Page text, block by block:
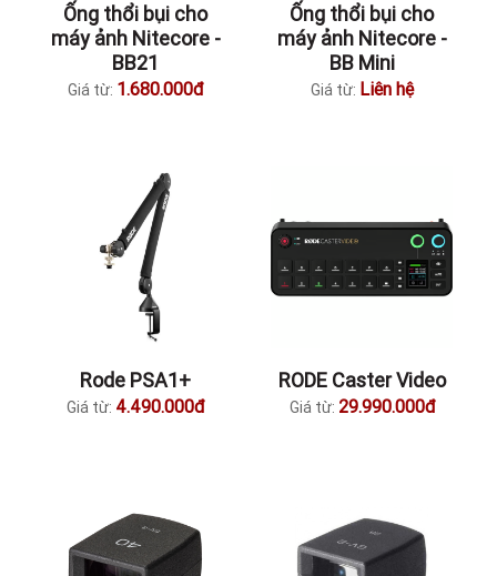
Ống thổi bụi cho
máy ảnh Nitecore -
BB21
Giá từ: 1.680.000đ
Ống thổi bụi cho
máy ảnh Nitecore -
BB Mini
Giá từ: Liên hệ
Rode PSA1+
Giá từ: 4.490.000đ
RODE Caster Video
Giá từ: 29.990.000đ